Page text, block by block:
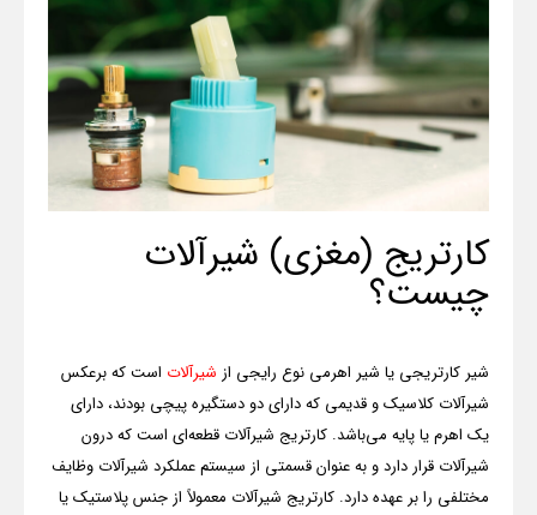
کارتریج (مغزی) شیرآلات
چیست؟
شیر کارتریجی یا شیر اهرمی نوع رایجی از شیرآلات است که برعکس
شیرآلات کلاسیک و قدیمی که دارای دو دستگیره پیچی بودند، دارای
یک اهرم یا پایه می‌باشد. کارتریج شیرآلات قطعه‌ای است که درون
شیرآلات قرار دارد و به عنوان قسمتی از سیستم عملکرد شیرآلات وظایف
مختلفی را بر عهده دارد. کارتریج شیرآلات معمولاً از جنس پلاستیک یا